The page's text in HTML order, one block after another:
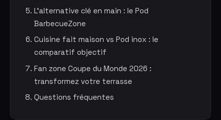
L'alternative clé en main : le Pod
BarbecueZone
Cuisine fait maison vs Pod inox : le
comparatif objectif
Fan zone Coupe du Monde 2026 :
transformez votre terrasse
Questions fréquentes